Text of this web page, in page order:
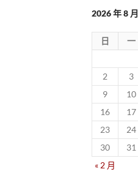
2026 年 8 月
日 一
2
3
9
10
16
17
23
24
30
31
« 2 月